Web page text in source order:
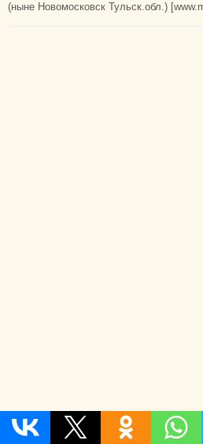
(ныне Новомосковск Тульск.обл.)